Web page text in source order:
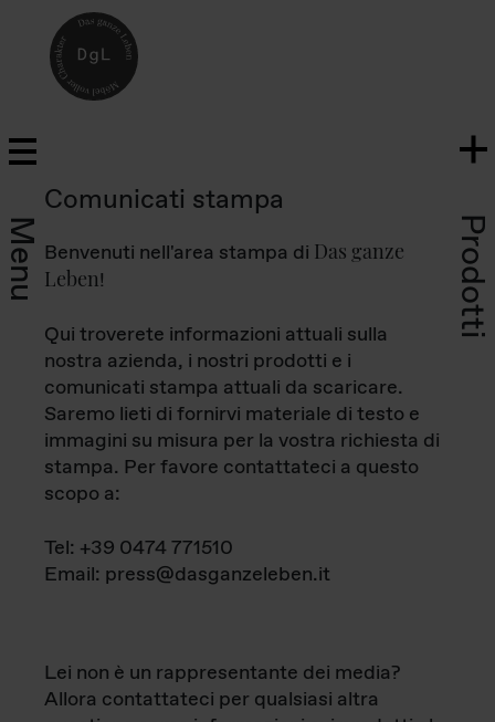
Menu Prodotti
Comunicati stampa
Benvenuti nell'area stampa di Das ganze
Leben!
Qui troverete informazioni attuali sulla
nostra azienda, i nostri prodotti e i
comunicati stampa attuali da scaricare.
Saremo lieti di fornirvi materiale di testo e
immagini su misura per la vostra richiesta di
stampa. Per favore contattateci a questo
scopo a:
Tel: +39 0474 771510
Email: press@dasganzeleben.it
Lei non è un rappresentante dei media?
Allora contattateci per qualsiasi altra